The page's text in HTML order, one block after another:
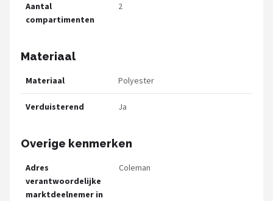
Aantal
compartimenten
2
Materiaal
Materiaal Polyester
Verduisterend Ja
Overige kenmerken
Adres
verantwoordelijke
marktdeelnemer in
Coleman